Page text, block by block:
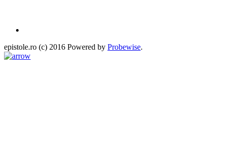
epistole.ro (c) 2016 Powered by Probewise.